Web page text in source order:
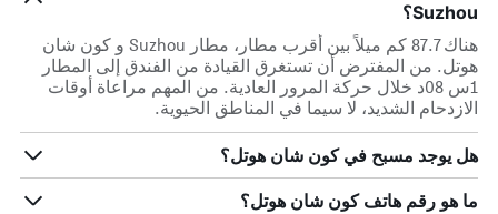
Suzhou؟
هناك 87.7 كم ميلاً بين أقرب مطار، مطار Suzhou و كون شان
هوتل. من المفترض أن تستغرق القيادة من الفندق إلى المطار
1س 08د خلال حركة المرور العادية. من المهم مراعاة أوقات
الازدحام الشديد، لا سيما في المناطق الحيوية.
هل يوجد مسبح في كون شان هوتل؟
ما هو رقم هاتف كون شان هوتل؟